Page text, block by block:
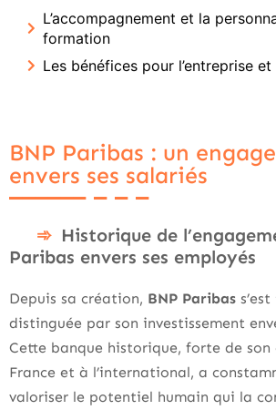
L’accompagnement et la
formation
Les bénéfices pour l’entreprise
BNP Paribas : un
envers ses salariés
Historique de
Paribas envers ses employés
Depuis sa création, BNP Paribas
distinguée par son investissement
Cette banque historique, forte de son
France et à l’international, a
valoriser le potentiel humain qui la